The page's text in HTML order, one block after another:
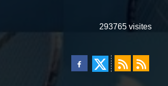
293765 visites